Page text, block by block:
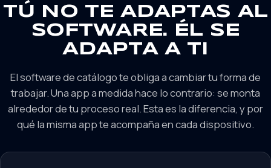
TÚ NO TE ADAPTAS AL
SOFTWARE. ÉL SE
ADAPTA A TI
El software de catálogo te obliga a cambiar tu forma de
trabajar. Una app a medida hace lo contrario: se monta
alrededor de tu proceso real. Esta es la diferencia, y por
qué la misma app te acompaña en cada dispositivo.